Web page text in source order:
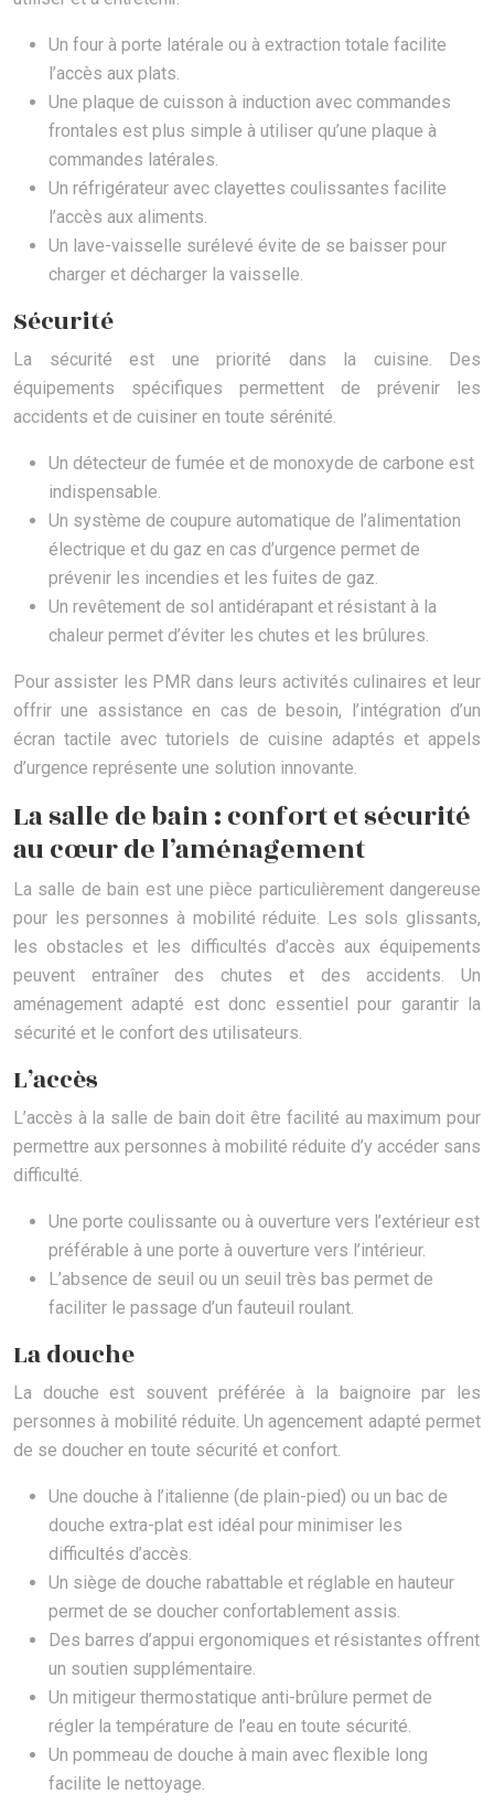
Un four à porte latérale ou à extraction totale facilite
l’accès aux plats.
Une plaque de cuisson à induction avec commandes
frontales est plus simple à utiliser qu’une plaque à
commandes latérales.
Un réfrigérateur avec clayettes coulissantes facilite
l’accès aux aliments.
Un lave-vaisselle surélevé évite de se baisser pour
charger et décharger la vaisselle.
Sécurité
La sécurité est une priorité dans la cuisine. Des
équipements spécifiques permettent de prévenir les
accidents et de cuisiner en toute sérénité.
Un détecteur de fumée et de monoxyde de carbone est
indispensable.
Un système de coupure automatique de l’alimentation
électrique et du gaz en cas d’urgence permet de
prévenir les incendies et les fuites de gaz.
Un revêtement de sol antidérapant et résistant à la
chaleur permet d’éviter les chutes et les brûlures.
Pour assister les PMR dans leurs activités culinaires et leur
offrir une assistance en cas de besoin, l’intégration d’un
écran tactile avec tutoriels de cuisine adaptés et appels
d’urgence représente une solution innovante.
La salle de bain : confort et sécurité
au cœur de l’aménagement
La salle de bain est une pièce particulièrement dangereuse
pour les personnes à mobilité réduite. Les sols glissants,
les obstacles et les difficultés d’accès aux équipements
peuvent entraîner des chutes et des accidents. Un
aménagement adapté est donc essentiel pour garantir la
sécurité et le confort des utilisateurs.
L’accès
L’accès à la salle de bain doit être facilité au maximum pour
permettre aux personnes à mobilité réduite d’y accéder sans
difficulté.
Une porte coulissante ou à ouverture vers l’extérieur est
préférable à une porte à ouverture vers l’intérieur.
L’absence de seuil ou un seuil très bas permet de
faciliter le passage d’un fauteuil roulant.
La douche
La douche est souvent préférée à la baignoire par les
personnes à mobilité réduite. Un agencement adapté permet
de se doucher en toute sécurité et confort.
Une douche à l’italienne (de plain-pied) ou un bac de
douche extra-plat est idéal pour minimiser les
difficultés d’accès.
Un siège de douche rabattable et réglable en hauteur
permet de se doucher confortablement assis.
Des barres d’appui ergonomiques et résistantes offrent
un soutien supplémentaire.
Un mitigeur thermostatique anti-brûlure permet de
régler la température de l’eau en toute sécurité.
Un pommeau de douche à main avec flexible long
facilite le nettoyage.